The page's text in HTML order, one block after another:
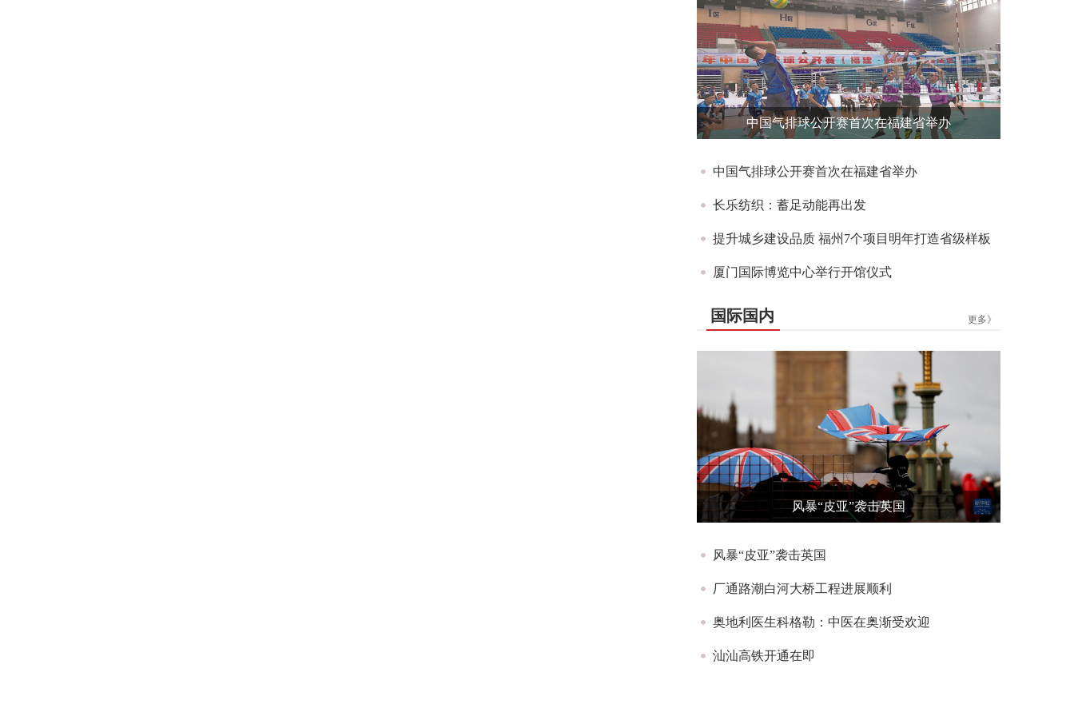
中国气排球公开赛首次在福建省举办
中国气排球公开赛首次在福建省举办
长乐纺织：蓄足动能再出发
提升城乡建设品质 福州7个项目明年打造省级样板
厦门国际博览中心举行开馆仪式
更多》
国际国内
风暴“皮亚”袭击英国
风暴“皮亚”袭击英国
厂通路潮白河大桥工程进展顺利
奥地利医生科格勒：中医在奥渐受欢迎
汕汕高铁开通在即